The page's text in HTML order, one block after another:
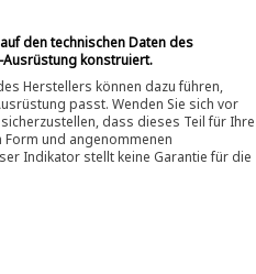
and repair
bolts are fitted within
to the pin or bolt to push it
den technischen Daten des
konstruiert.
Herstellers können dazu führen,
passt. Wenden Sie sich vor
dass dieses Teil für Ihre
und angenommenen
Indikator stellt keine Garantie für die